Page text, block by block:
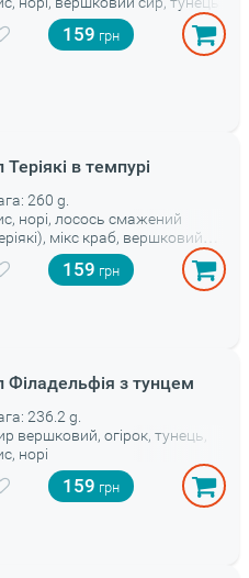
159
Теріякі в темпурі
260 g.
норі, лосось смажений
мікс краб, вершковий
сухарі панко, кляр
159
Філадельфія з тунцем
236.2 g.
вершковий, огірок, тунець,
норі
159